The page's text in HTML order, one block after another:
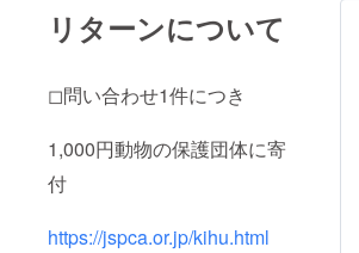
リターンについて
◻︎問い合わせ1件につき
1,000円動物の保護団体に寄
付
https://jspca.or.jp/kihu.html